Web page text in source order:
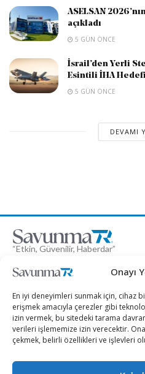
Onayı
En iyi deneyimleri sunmak için, cihaz
erişmek amacıyla çerezler gibi
izin vermek, bu sitedeki tarama
verileri işlememize izin verecektir.
çekmek, belirli özellikleri ve işlevleri
ASELSAN
açıkladı
5 GÜN ÖNCE
İsrail’den Yerli
Esintili İHA Hedefi
5 GÜN ÖNCE
DEVAMI
“Etkin, Güvenilir, Haberdar”
+90 530 308 17 96
2026 © Savunma TR. Tüm Hakları
Savunma Sanayii